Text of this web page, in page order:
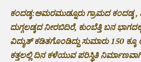
ಕಂದಡ್ಕ:ಅಮರಮುಡ್ನೂರು ಗ್ರಾಮದ ಕಂದಡ್ಕ
ದುಗ್ಗಲಡ್ಕದ ನೀರಬಿದಿರೆ, ಕುಂಬೆತ್ತಿ ಬನ
ವಿದ್ಯುತ್ ಕಡಿತಗೊಂಡಿದ್ದು ಸುಮಾರು 150
ಕತ್ತಲಲ್ಲಿ ದಿನ ಕಳೆಯುವ ಪರಿಸ್ಥಿತಿ